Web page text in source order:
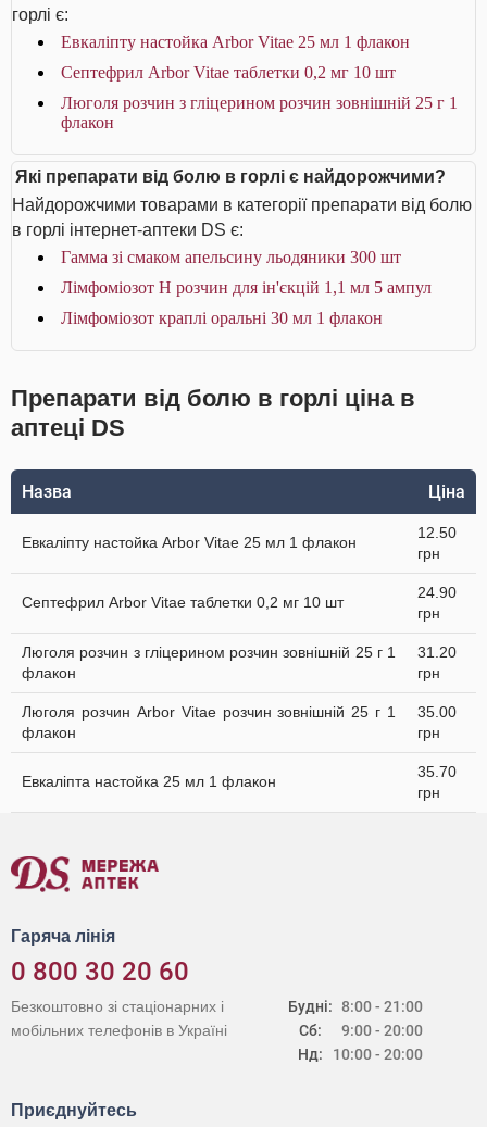
горлі є:
Евкаліпту настойка Arbor Vitae 25 мл 1 флакон
Септефрил Arbor Vitae таблетки 0,2 мг 10 шт
Люголя розчин з гліцерином розчин зовнішній 25 г 1
флакон
Які препарати від болю в горлі є найдорожчими?
Найдорожчими товарами в категорії препарати від болю
в горлі інтернет-аптеки DS є:
Гамма зі смаком апельсину льодяники 300 шт
Лімфоміозот Н розчин для ін'єкцій 1,1 мл 5 ампул
Лімфоміозот краплі оральні 30 мл 1 флакон
Препарати від болю в горлі ціна в
аптеці DS
Назва Ціна
Евкаліпту настойка Arbor Vitae 25 мл 1 флакон
12.50
грн
Септефрил Arbor Vitae таблетки 0,2 мг 10 шт
24.90
грн
Люголя розчин з гліцерином розчин зовнішній 25 г 1
флакон
31.20
грн
Люголя розчин Arbor Vitae розчин зовнішній 25 г 1
флакон
35.00
грн
Евкаліпта настойка 25 мл 1 флакон
35.70
грн
Гаряча лінія
0 800 30 20 60
Будні:
Сб:
Нд:
8:00 - 21:00
9:00 - 20:00
10:00 - 20:00
Безкоштовно зі стаціонарних і
мобільних телефонів в Україні
Приєднуйтесь